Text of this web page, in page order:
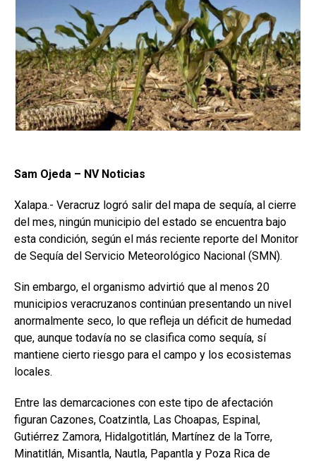
Sam Ojeda – NV Noticias
Xalapa.- Veracruz logró salir del mapa de sequía, al cierre
del mes, ningún municipio del estado se encuentra bajo
esta condición, según el más reciente reporte del Monitor
de Sequía del Servicio Meteorológico Nacional (SMN).
Sin embargo, el organismo advirtió que al menos 20
municipios veracruzanos continúan presentando un nivel
anormalmente seco, lo que refleja un déficit de humedad
que, aunque todavía no se clasifica como sequía, sí
mantiene cierto riesgo para el campo y los ecosistemas
locales.
Entre las demarcaciones con este tipo de afectación
figuran Cazones, Coatzintla, Las Choapas, Espinal,
Gutiérrez Zamora, Hidalgotitlán, Martínez de la Torre,
Minatitlán, Misantla, Nautla, Papantla y Poza Rica de